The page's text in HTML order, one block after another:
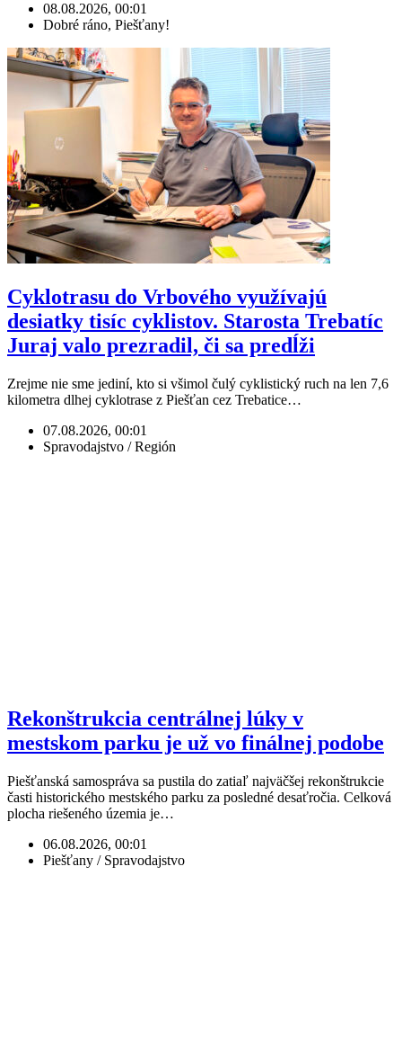
08.08.2026, 00:01
Dobré ráno, Piešťany!
Cyklotrasu do Vrbového využívajú
desiatky tisíc cyklistov. Starosta Trebatíc
Juraj valo prezradil, či sa predĺži
Zrejme nie sme jediní, kto si všimol čulý cyklistický ruch na len 7,6
kilometra dlhej cyklotrase z Piešťan cez Trebatice…
07.08.2026, 00:01
Spravodajstvo / Región
Rekonštrukcia centrálnej lúky v
mestskom parku je už vo finálnej podobe
Piešťanská samospráva sa pustila do zatiaľ najväčšej rekonštrukcie
časti historického mestského parku za posledné desaťročia. Celková
plocha riešeného územia je…
06.08.2026, 00:01
Piešťany / Spravodajstvo